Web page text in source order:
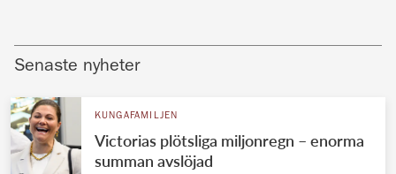
Senaste nyheter
KUNGAFAMILJEN
Victorias plötsliga miljonregn – enorma
summan avslöjad